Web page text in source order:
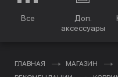
Все
Доп.
аксессуары
ГЛАВНАЯ МАГАЗИН